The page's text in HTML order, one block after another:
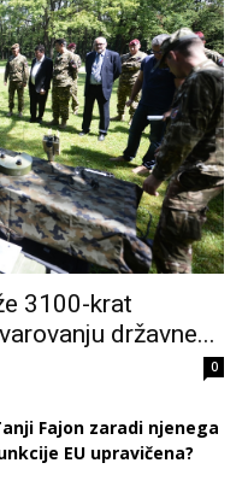
3100-krat
državne...
0
Fajon zaradi njenega
EU upravičena?